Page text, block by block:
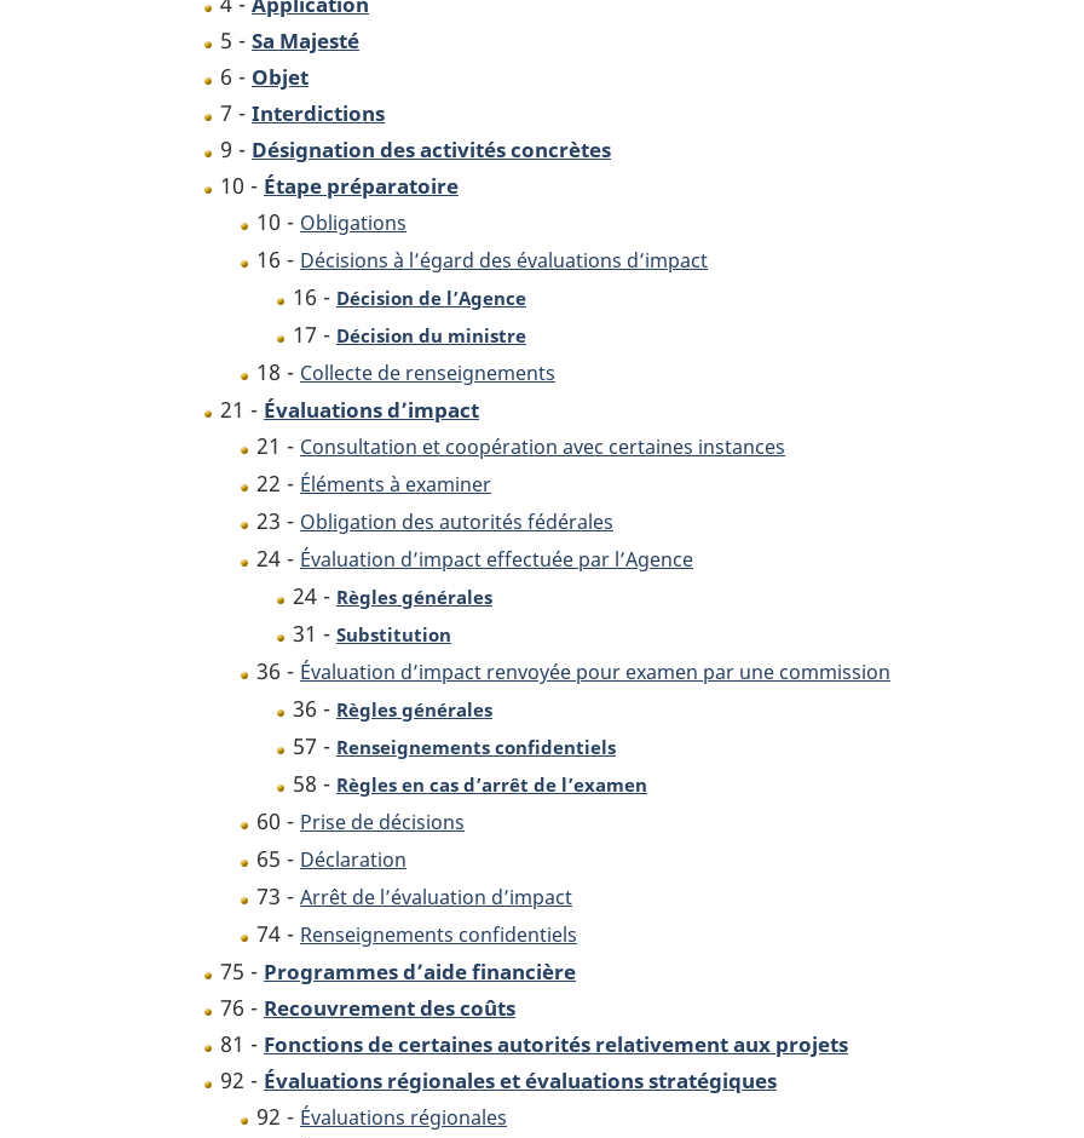
5 - Sa Majesté
6 - Objet
7 - Interdictions
9 - Désignation des activités concrètes
10 - Étape préparatoire
10 - Obligations
16 - Décisions à l’égard des évaluations d’impact
16 - Décision de l’Agence
17 - Décision du ministre
18 - Collecte de renseignements
21 - Évaluations d’impact
21 - Consultation et coopération avec certaines instances
22 - Éléments à examiner
23 - Obligation des autorités fédérales
24 - Évaluation d’impact effectuée par l’Agence
24 - Règles générales
31 - Substitution
36 - Évaluation d’impact renvoyée pour examen par une commission
36 - Règles générales
57 - Renseignements confidentiels
58 - Règles en cas d’arrêt de l’examen
60 - Prise de décisions
65 - Déclaration
73 - Arrêt de l’évaluation d’impact
74 - Renseignements confidentiels
75 - Programmes d’aide financière
76 - Recouvrement des coûts
81 - Fonctions de certaines autorités relativement aux projets
92 - Évaluations régionales et évaluations stratégiques
92 - Évaluations régionales